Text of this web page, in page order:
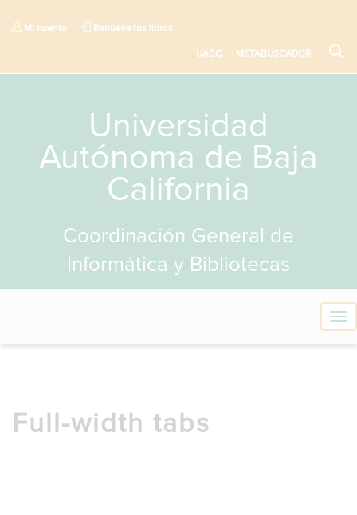
Mi cuenta Renueva tus libros
UABC METABUSCADOR
Universidad
Autónoma de Baja
California
Coordinación General de
Informática y Bibliotecas
T
o
Full-width tabs